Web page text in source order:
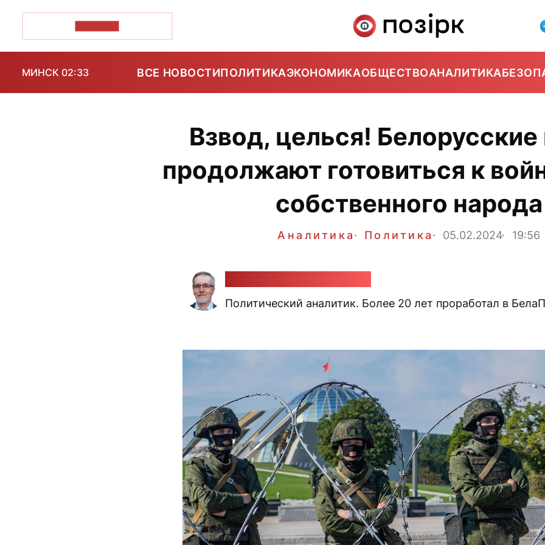
МИНСК 02:33 ВСЕ НОВОСТИПОЛИТИКАЭКОНОМИКАОБЩЕСТВОАНАЛИТИКА
Взвод, целься! Белорусские
продолжают готовиться к
собственного народа
Аналитика Политика 05.02.2024 19:56
Политический аналитик. Более 20 лет проработал в